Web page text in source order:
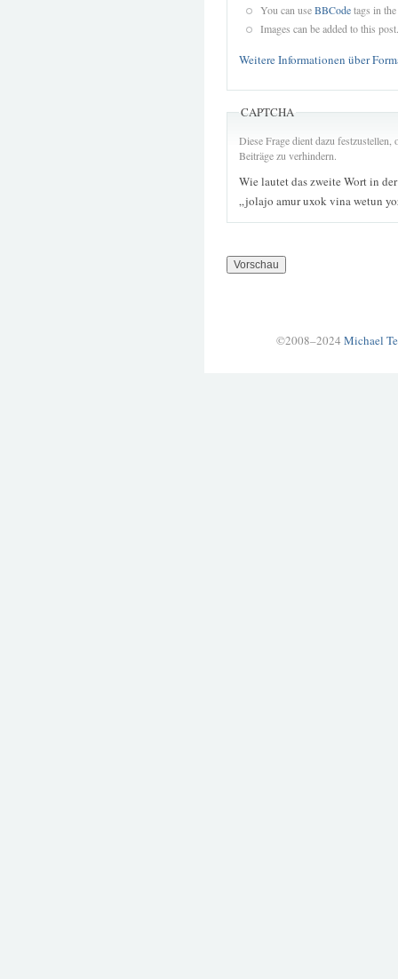
You can useBBCodetags in
Images can be added to this post.
Weitere Informationen über
CAPTCHA
Diese Frage dient dazu
Beiträge zu verhindern.
Wie lautet das zweite Wort in
„jolajo amur uxok vina wetun
©2008–2024 Michael